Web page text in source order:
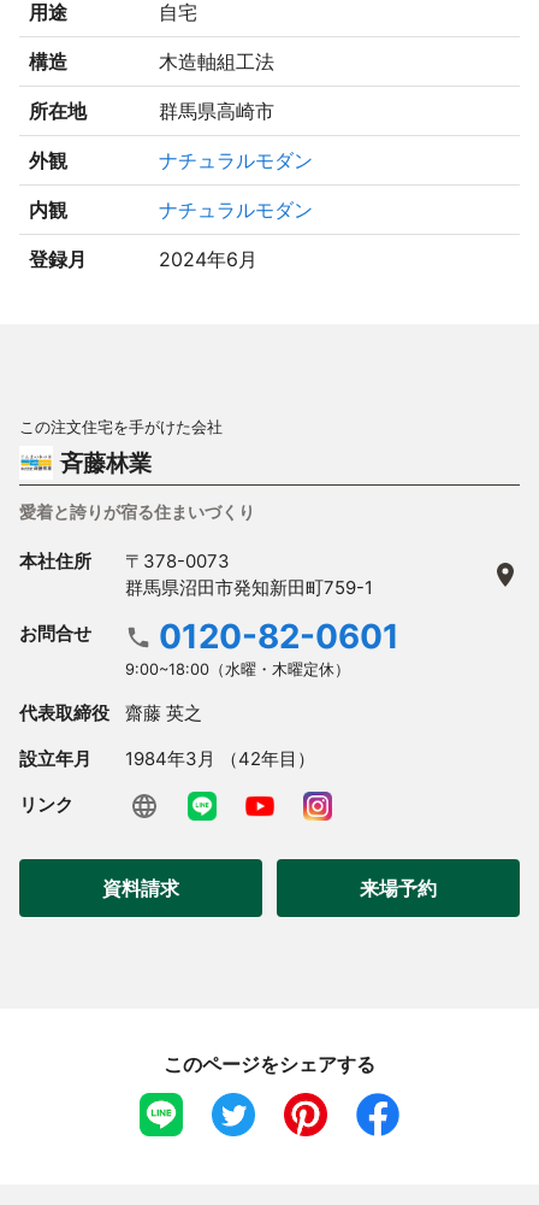
用途 自宅
構造 木造軸組工法
所在地 群馬県高崎市
外観 ナチュラルモダン
内観 ナチュラルモダン
登録月 2024年6月
この注文住宅を手がけた会社
斉藤林業
愛着と誇りが宿る住まいづくり
本社住所
〒378-0073
群馬県沼田市発知新田町759-1
お問合せ 0120-82-0601
9:00~18:00（水曜・木曜定休）
代表取締役 齋藤 英之
設立年月 1984年3月 （42年目）
リンク
資料請求 来場予約
このページをシェアする